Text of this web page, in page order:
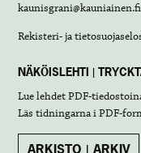
kaunisgrani@kauniainen.fi
Rekisteri- ja
NÄKÖISLEHTI |
Lue lehdetPDF-
Läs tidningarna iPDF-
ARKISTO | ARKIV